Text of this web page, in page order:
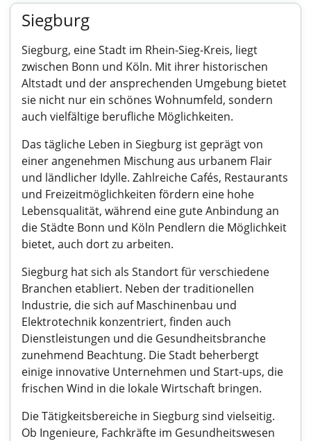
Siegburg
Siegburg, eine Stadt im Rhein-Sieg-Kreis, liegt
zwischen Bonn und Köln. Mit ihrer historischen
Altstadt und der ansprechenden Umgebung bietet
sie nicht nur ein schönes Wohnumfeld, sondern
auch vielfältige berufliche Möglichkeiten.
Das tägliche Leben in Siegburg ist geprägt von
einer angenehmen Mischung aus urbanem Flair
und ländlicher Idylle. Zahlreiche Cafés, Restaurants
und Freizeitmöglichkeiten fördern eine hohe
Lebensqualität, während eine gute Anbindung an
die Städte Bonn und Köln Pendlern die Möglichkeit
bietet, auch dort zu arbeiten.
Siegburg hat sich als Standort für verschiedene
Branchen etabliert. Neben der traditionellen
Industrie, die sich auf Maschinenbau und
Elektrotechnik konzentriert, finden auch
Dienstleistungen und die Gesundheitsbranche
zunehmend Beachtung. Die Stadt beherbergt
einige innovative Unternehmen und Start-ups, die
frischen Wind in die lokale Wirtschaft bringen.
Die Tätigkeitsbereiche in Siegburg sind vielseitig.
Ob Ingenieure, Fachkräfte im Gesundheitswesen